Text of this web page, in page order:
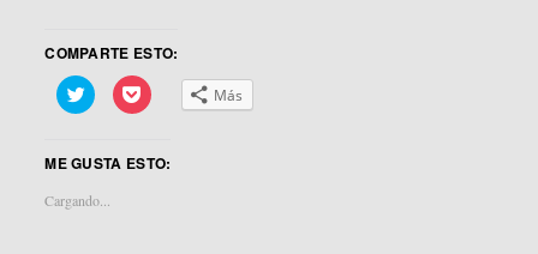
COMPARTE ESTO:
Haz
clic
Twitter
abre
en
Haz
clic
Pocket
Más
ME GUSTA ESTO:
Cargando...